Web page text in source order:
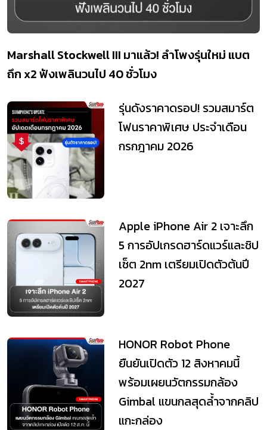
Marshall Stockwell III มาแล้ว! ลำโพงรุ่นใหม่ แบต
ถึก x2 ฟังเพลินวนไป 40 ชั่วโมง
รุ่นดังราคาดรอป! รวมสมาร์ต
โฟนราคาพิเศษ ประจำเดือน
กรกฎาคม 2026
Apple iPhone Air 2 เจาะลึก
5 การอัปเกรดฮาร์ดแวร์และชิป
เซ็ต 2nm เตรียมเปิดตัวต้นปี
2027
HONOR Robot Phone
ยืนยันเปิดตัว 12 สิงหาคมนี้
พร้อมเผยนวัตกรรมกล้อง
Gimbal แขนกลสุดล้ำจากคลิป
แกะกล่อง